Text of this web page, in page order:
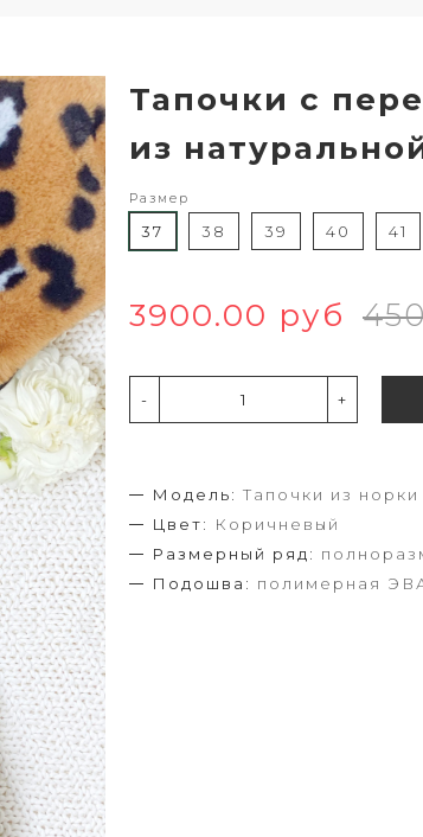
Тапочки с
из
Размер
37 38 39 40 41
3900.00 руб
- +
Модель: Тапочки из норки
Цвет:
Коричневый
Размерный ряд:
Подошва: полимерная